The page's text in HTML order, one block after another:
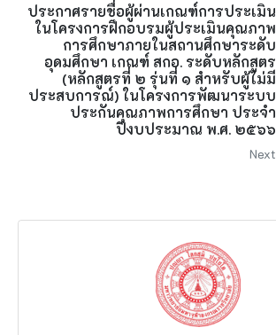
ประกาศรายชื่อผู้ผ่านเกณฑ์การประเมิน
ในโครงการฝึกอบรมผู้ประเมินคุณภาพ
การศึกษาภายในสถานศึกษาระดับ
อุดมศึกษา เกณฑ์ สกอ. ระดับหลักสูตร
(หลักสูตรที่ ๒ รุ่นที่ ๑ สำหรับผู้ไม่มี
ประสบการณ์) ในโครงการพัฒนาระบบ
ประกันคุณภาพการศึกษา ประจำ
ปีงบประมาณ พ.ศ. ๒๕๖๖
Next